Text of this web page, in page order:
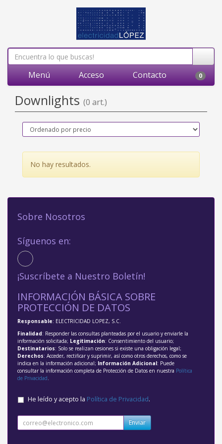
Menú Acceso Contacto 0
Downlights (0 art.)
No hay resultados.
Sobre Nosotros
Síguenos en:
¡Suscríbete a Nuestro Boletín!
INFORMACIÓN BÁSICA SOBRE
PROTECCIÓN DE DATOS
Responsable: ELECTRICIDAD LOPEZ, S.C.
Finalidad: Responder las consultas planteadas por el usuario y enviarle la
información solicitada; Legitimación: Consentimiento del usuario;
Destinatarios: Solo se realizan cesiones si existe una obligación legal;
Derechos: Acceder, rectificar y suprimir, así como otros derechos, como se
indica en la información adicional; Información Adicional: Puede
consultar la información completa de Protección de Datos en nuestra Política
de Privacidad.
He leído y acepto la Política de Privacidad.
Enviar